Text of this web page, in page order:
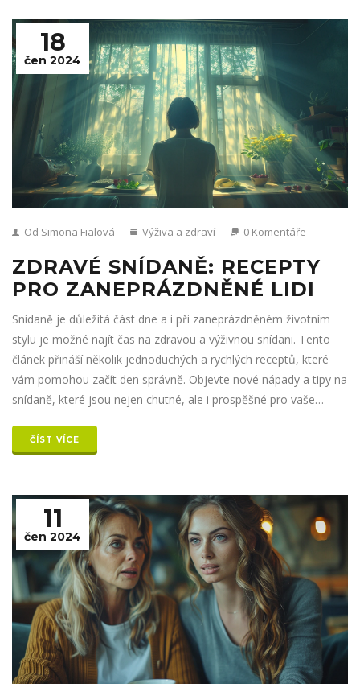
18
čen 2024
Od Simona Fialová Výživa a zdraví 0 Komentáře
ZDRAVÉ SNÍDANĚ: RECEPTY
PRO ZANEPRÁZDNĚNÉ LIDI
Snídaně je důležitá část dne a i při zaneprázdněném životním
stylu je možné najít čas na zdravou a výživnou snídani. Tento
článek přináší několik jednoduchých a rychlých receptů, které
vám pomohou začít den správně. Objevte nové nápady a tipy na
snídaně, které jsou nejen chutné, ale i prospěšné pro vaše
ČÍST VÍCE
11
čen 2024